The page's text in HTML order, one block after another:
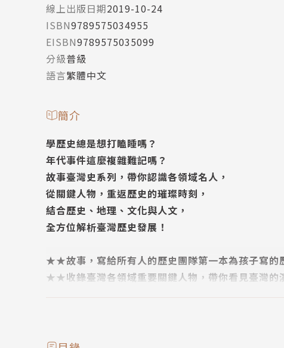
線上出版日期2019-10-24
ISBN9789575034955
EISBN9789575035099
分級普級
語言繁體中文
簡介
學歷史總是想打瞌睡嗎？
年代事件這麼複雜難記嗎？
故事臺灣史系列，帶你認識各領域名人，
從關鍵人物，重返歷史的璀璨時刻，
結合歷史、地理、文化與人文，
全方位解析臺灣歷史發展！
★★故事，寫給所有人的歷史團隊第一本為孩子寫
★★收錄臺灣各領域重要關鍵人物，帶你看見臺灣
郭懷一事件不是單純的抗荷運動？